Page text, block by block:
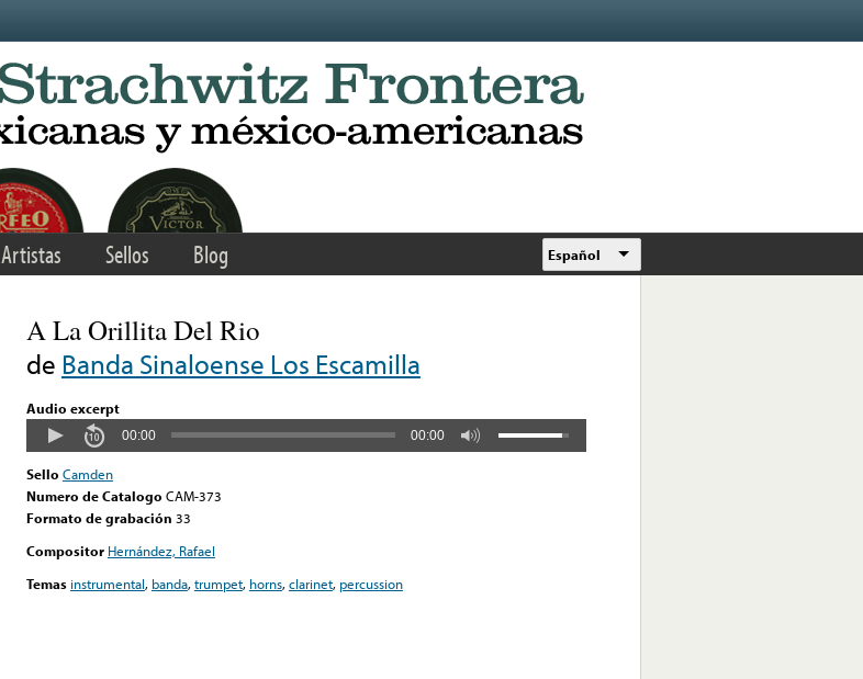
Artistas Sellos Blog Español
A La Orillita Del Rio
de Banda Sinaloense Los Escamilla
Audio excerpt
00:00 00:00
Sello Camden
Numero de Catalogo CAM-373
Formato de grabación 33
Compositor Hernández, Rafael
Temas instrumental, banda,trumpet, horns,clarinet, percussion